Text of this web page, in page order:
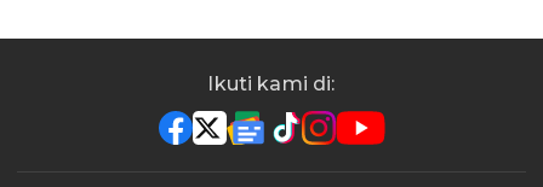
Ikuti kami di: